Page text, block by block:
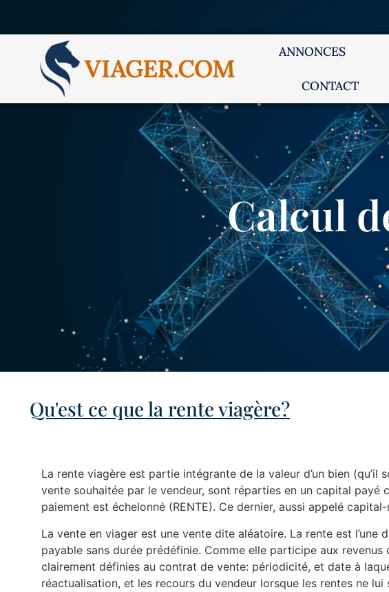
ANNONCES
CONTACT
Calcul
Qu'est ce que la rente viagère?
La rente viagère est partie intégrante de la valeur d’un bien
vente souhaitée par le vendeur, sont réparties en un capital payé
paiement est échelonné (RENTE). Ce dernier, aussi appelé
La vente en viager est une vente dite aléatoire. La rente est l’une
payable sans durée prédéfinie. Comme elle participe aux
clairement définies au contrat de vente: périodicité, et date à
réactualisation, et les recours du vendeur lorsque les rentes ne lui